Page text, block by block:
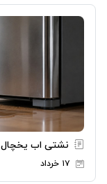
نشتی اب یخچال
۱۷ خرداد